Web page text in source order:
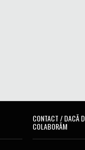
CONTACT / DACĂ
COLABORĂM